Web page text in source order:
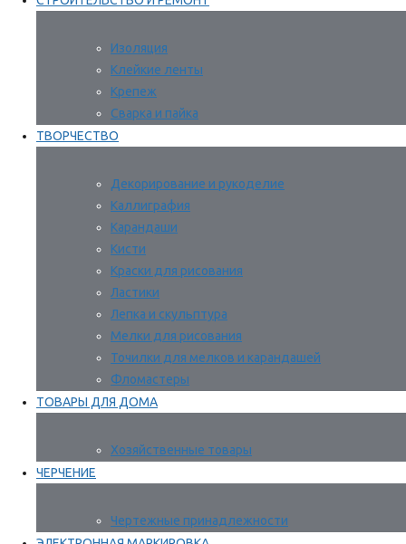
Изоляция
Клейкие ленты
Крепеж
Сварка и пайка
ТВОРЧЕСТВО
Декорирование и рукоделие
Каллиграфия
Карандаши
Кисти
Краски для рисования
Ластики
Лепка и скульптура
Мелки для рисования
Точилки для мелков и карандашей
Фломастеры
ТОВАРЫ ДЛЯ ДОМА
Хозяйственные товары
ЧЕРЧЕНИЕ
Чертежные принадлежности